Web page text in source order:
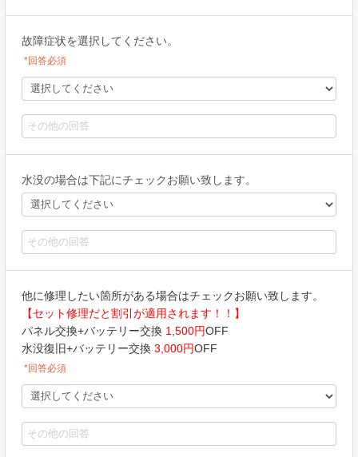
故障症状を選択してください。
*回答必須
水没の場合は下記にチェックお願い致します。
他に修理したい箇所がある場合はチェックお願い致します。
【セット修理だと割引が適用されます！！】
パネル交換+バッテリー交換 1,500円OFF
水没復旧+バッテリー交換 3,000円OFF
*回答必須